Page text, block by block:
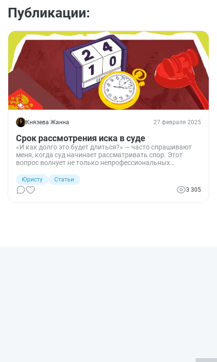
Публикации:
Князева Жанна 27 февраля 2025
Срок рассмотрения иска в суде
«И как долго это будет длиться?» — часто спрашивают
меня, когда суд начинает рассматривать спор. Этот
вопрос волнует не только непрофессиональных
долго идет процесс.
Юристу
Статьи
3 305